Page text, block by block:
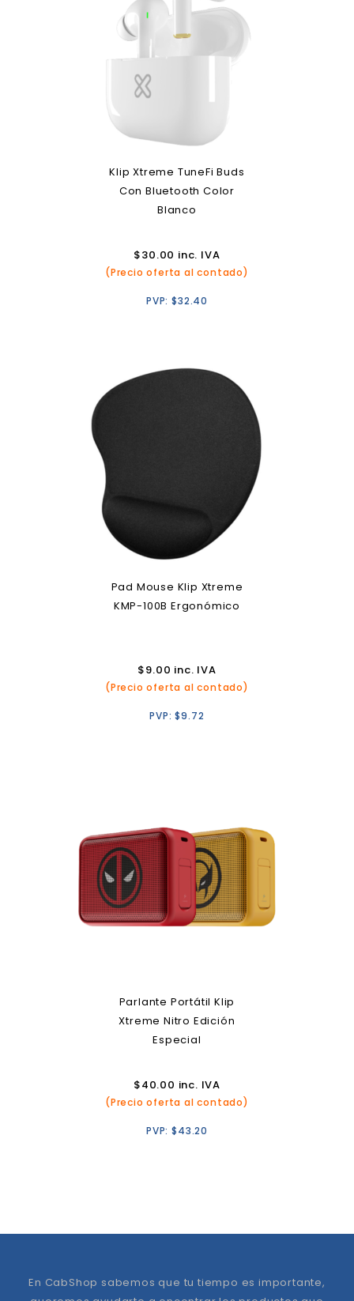
Klip Xtreme TuneFi Buds
Con Bluetooth Color
Blanco
$30.00 inc. IVA
(Precio oferta al contado)
PVP:$32.40
Pad Mouse Klip Xtreme
KMP-100B Ergonómico
$9.00 inc. IVA
(Precio oferta al contado)
PVP:$9.72
Parlante Portátil Klip
Xtreme Nitro Edición
Especial
$40.00 inc. IVA
(Precio oferta al contado)
PVP:$43.20
En CabShop sabemos que tu tiempo es importante,